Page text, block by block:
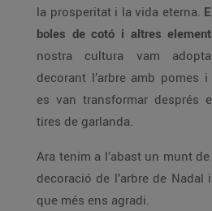
la prosperitat i la vida eterna.
boles de cotó i altres
nostra cultura vam
decorant l’arbre amb pomes
es van transformar després
tires de garlanda.
Ara tenim a l’abast un munt
decoració de l’arbre de Nadal
que més ens agradi.